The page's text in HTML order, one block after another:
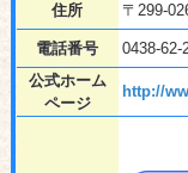
住所 〒299-
電話番号
0438-62-
公式ホーム
ページ
http://